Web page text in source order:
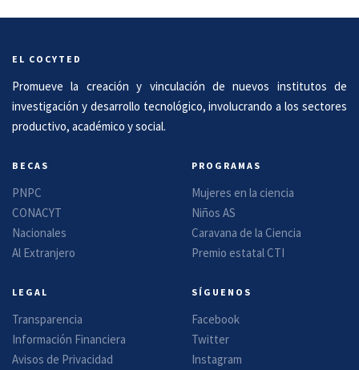
EL COCYTED
Promueve la creación y vinculación de nuevos institutos de
investigación y desarrollo tecnológico, involucrando a los sectores
productivo, académico y social.
BECAS
PNPC
CONACYT
Nacionales
Al Extranjero
PROGRAMAS
Mujeres en la ciencia
Niños AS
Caravana de la Ciencia
Premio estatal CTI
LEGAL
Transparencia
Información Financiera
Avisos de Privacidad
SÍGUENOS
Facebook
Twitter
Instagram